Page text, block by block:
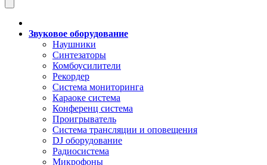
Звуковое оборудование
Наушники
Синтезаторы
Комбоусилители
Рекордер
Система мониторинга
Караоке система
Конференц система
Проигрыватель
Система трансляции и оповещения
DJ оборудование
Радиосистема
Микрофоны